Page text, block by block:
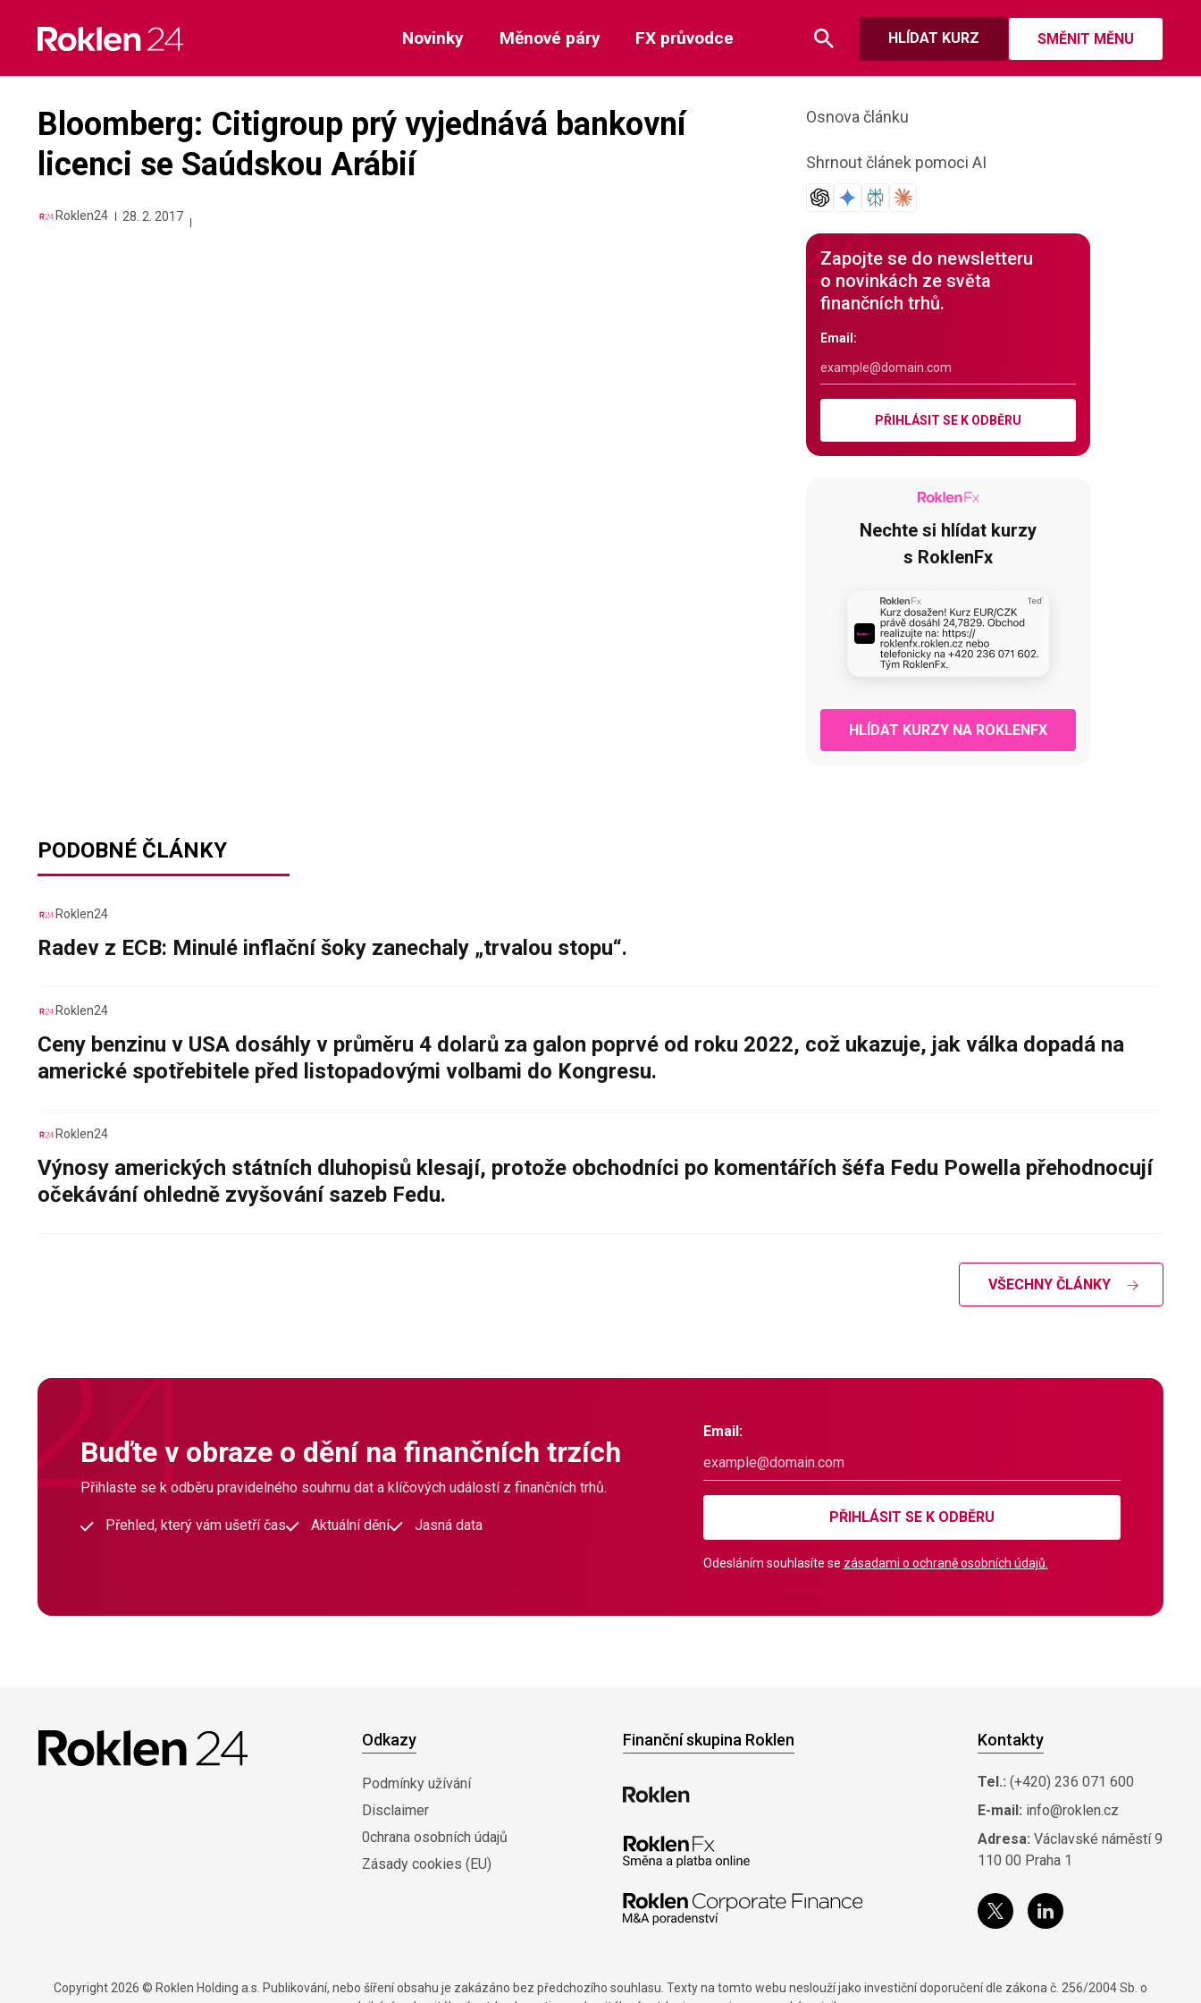
content
HLÍDAT KURZ SMĚNIT MĚNU
Novinky Měnové páry FX průvodce
Bloomberg: Citigroup prý vyjednává bankovní
licenci se Saúdskou Arábií
Roklen24 28. 2. 2017
Osnova článku
Shrnout článek pomoci AI
Zapojte se do newsletteru
o novinkách ze světa
finančních trhů.
Email:
PŘIHLÁSIT SE K ODBĚRU
Nechte si hlídat kurzy
s RoklenFx
HLÍDAT KURZY NA ROKLENFX
PODOBNÉ ČLÁNKY
Roklen24
Radev z ECB: Minulé inflační šoky zanechaly „trvalou stopu“.
Roklen24
Ceny benzinu v USA dosáhly v průměru 4 dolarů za galon poprvé od roku 2022, což ukazuje, jak válka dopadá na
americké spotřebitele před listopadovými volbami do Kongresu.
Roklen24
Výnosy amerických státních dluhopisů klesají, protože obchodníci po komentářích šéfa Fedu Powella přehodnocují
očekávání ohledně zvyšování sazeb Fedu.
VŠECHNY ČLÁNKY
Buďte v obraze o dění na finančních trzích
Přihlaste se k odběru pravidelného souhrnu dat a klíčových událostí z finančních trhů.
Přehled, který vám ušetří čas Aktuální dění Jasná data
Email:
PŘIHLÁSIT SE K ODBĚRU
Odesláním souhlasíte se zásadami o ochraně osobních údajů.
Odkazy
Podmínky užívání
Disclaimer
0chrana osobních údajů
Zásady cookies (EU)
Finanční skupina Roklen Kontakty
Tel.: (+420) 236 071 600
E-mail: info@roklen.cz
Adresa: Václavské náměstí 9
110 00 Praha 1
Copyright 2026 © Roklen Holding a.s. Publikování, nebo šíření obsahu je zakázáno bez předchozího souhlasu. Texty na tomto webu neslouží jako investiční doporučení dle zákona č. 256/2004 Sb. o